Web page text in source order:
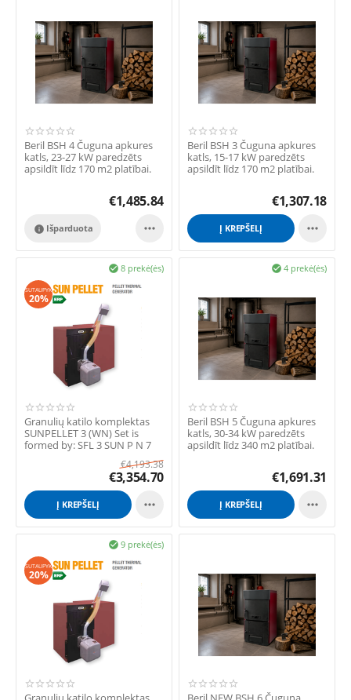
Beril BSH 4 Čuguna apkures
katls, 23-27 kW paredzēts
apsildīt līdz 170 m2 platībai.
€1,485.84
Išparduota
 
Beril BSH 3 Čuguna apkures
katls, 15-17 kW paredzēts
apsildīt līdz 170 m2 platībai.
€1,307.18
Į KREPŠELĮ 
8 prekė(ės)

SUTAUPYK
20%
Granulių katilo komplektas
SUNPELLET 3 (WN) Set is
formed by: SFL 3 SUN P N 7
€4,193.38
€3,354.70
Į KREPŠELĮ 
4 prekė(ės)

Beril BSH 5 Čuguna apkures
katls, 30-34 kW paredzēts
apsildīt līdz 340 m2 platībai.
€1,691.31
Į KREPŠELĮ 
9 prekė(ės)

SUTAUPYK
20%